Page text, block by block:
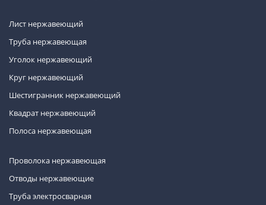
Лист нержавеющий
Труба нержавеющая
Уголок нержавеющий
Круг нержавеющий
Шестигранник нержавеющий
Квадрат нержавеющий
Полоса нержавеющая
Проволока нержавеющая
Отводы нержавеющие
Труба электросварная